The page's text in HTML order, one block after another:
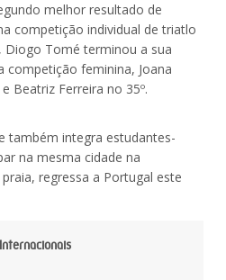
melhor resultado de
competição individual de triatlo
Diogo Tomé terminou a sua
competição feminina, Joana
Beatriz Ferreira no 35º.
também integra estudantes-
na mesma cidade na
regressa a Portugal este